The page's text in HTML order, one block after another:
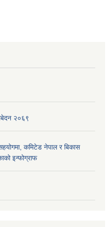
२०६९
कमिटेड नेपाल र बिकास
इन्फोग्राफ